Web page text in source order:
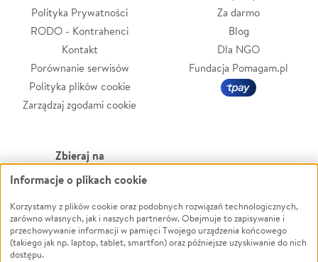
Polityka Prywatności
RODO - Kontrahenci
Kontakt
Porównanie serwisów
Polityka plików cookie
Zarządzaj zgodami cookie
Za darmo
Blog
Dla NGO
Fundacja Pomagam.pl
Zbieraj na
Leczenie
Zwierzęta
Pożar
Ukraina
Powódź
Wichura
NGO
Informacje o plikach cookie
Korzystamy z plików cookie oraz podobnych rozwiązań technologicznych,
zarówno własnych, jak i naszych partnerów. Obejmuje to zapisywanie i
przechowywanie informacji w pamięci Twojego urządzenia końcowego
(takiego jak np. laptop, tablet, smartfon) oraz późniejsze uzyskiwanie do nich
dostępu.